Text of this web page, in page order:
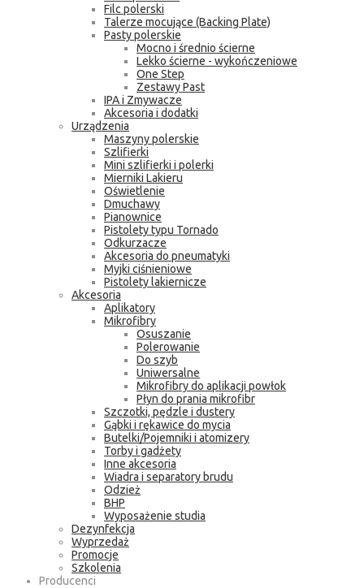
Filc polerski
Talerze mocujące (Backing Plate)
Pasty polerskie
Mocno i średnio ścierne
Lekko ścierne - wykończeniowe
One Step
Zestawy Past
IPA i Zmywacze
Akcesoria i dodatki
Urządzenia
Maszyny polerskie
Szlifierki
Mini szlifierki i polerki
Mierniki Lakieru
Oświetlenie
Dmuchawy
Pianownice
Pistolety typu Tornado
Odkurzacze
Akcesoria do pneumatyki
Myjki ciśnieniowe
Pistolety lakiernicze
Akcesoria
Aplikatory
Mikrofibry
Osuszanie
Polerowanie
Do szyb
Uniwersalne
Mikrofibry do aplikacji powłok
Płyn do prania mikrofibr
Szczotki, pędzle i dustery
Gąbki i rękawice do mycia
Butelki/Pojemniki i atomizery
Torby i gadżety
Inne akcesoria
Wiadra i separatory brudu
Odzież
BHP
Wyposażenie studia
Dezynfekcja
Wyprzedaż
Promocje
Szkolenia
Producenci